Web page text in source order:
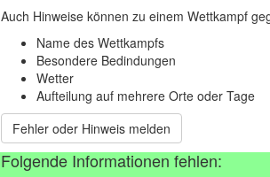
Auch Hinweise können zu einem Wettkampf
Name des Wettkampfs
Besondere Bedindungen
Wetter
Aufteilung auf mehrere Orte oder Tage
Fehler oder Hinweis melden
Folgende Informationen fehlen: